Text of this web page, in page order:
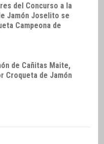
del Concurso a la
Jamón Joselito se
Campeona de
de Cañitas Maite,
Croqueta de Jamón